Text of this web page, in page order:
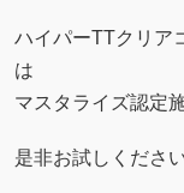
ハイパーTTクリア
は
マスタライズ認定
是非お試しくださ